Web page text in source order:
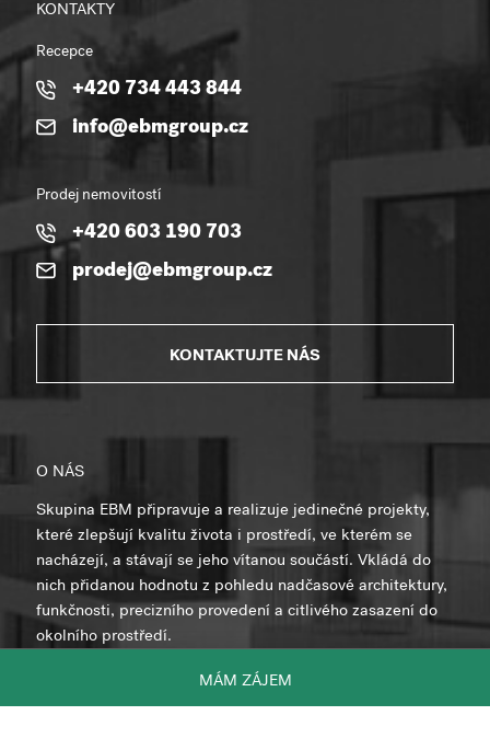
MÁM ZÁJEM
KONTAKTY
Recepce
+420 734 443 844
info@ebmgroup.cz
Prodej nemovitostí
+420 603 190 703
prodej@ebmgroup.cz
KONTAKTUJTE NÁS
O NÁS
Skupina EBM připravuje a realizuje jedinečné projekty,
které zlepšují kvalitu života i prostředí, ve kterém se
nacházejí, a stávají se jeho vítanou součástí. Vkládá do
nich přidanou hodnotu z pohledu nadčasové architektury,
funkčnosti, precizního provedení a citlivého zasazení do
okolního prostředí.